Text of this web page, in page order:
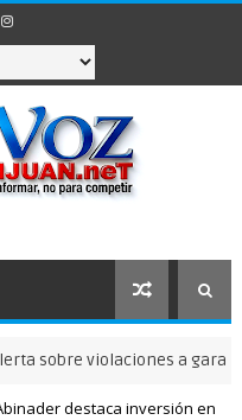
violaciones a garantías
destaca inversión en